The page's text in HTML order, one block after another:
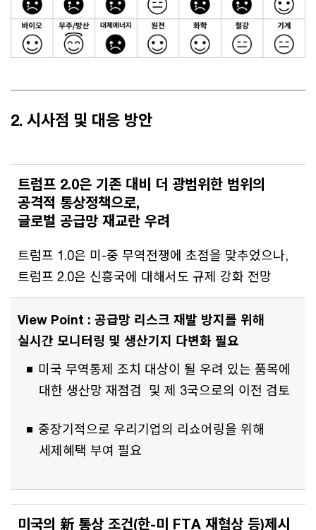
2. 시사점 및 대응 방안
트럼프 2.0은 기존 대비 더 광범위한 범위의
공격적 통상정책으로,
글로벌 공급망 재교란 우려
트럼프 1.0은 미-중 무역전쟁에 초점을 맞추었으나,
트럼프 2.0은 신흥국에 대해서도 규제 강화 전망
View Point : 공급망 리스크 재발 방지를 위해
실시간 모니터링 및 생산기지 다변화 필요
미국 무역통제 조치 대상이 될 우려 있는 품목에
대한 생산망 재점검 및 제 3국으로의 이전 검토
중장기적으로 우리기업의 리쇼어링을 위해
세제혜택 부여 필요
미국의 新 통상 조건(한-미 FTA 재협상 등)제시